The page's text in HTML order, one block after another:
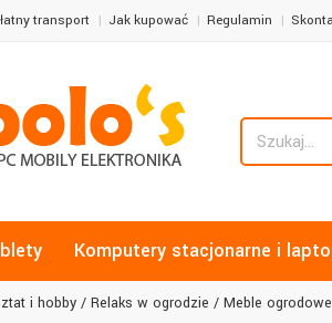
transport Jak kupować Regulamin
Komputery stacjonarne i
i hobby Relaks w ogrodzie Meble ogrodowe